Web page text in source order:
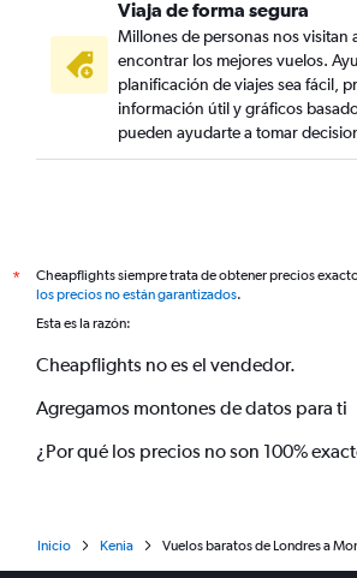
Viaja de forma segura
Millones de personas nos visitan
encontrar los mejores vuelos.
planificación de viajes sea fácil,
información útil y gráficos
pueden ayudarte a tomar
*
Cheapflights siempre trata de obtener precios
los precios no están garantizados.
Esta es la razón:
Cheapflights no es el vendedor.
Agregamos montones de datos para ti
¿Por qué los precios no son 100%
Inicio Kenia Vuelos baratos de Londres a